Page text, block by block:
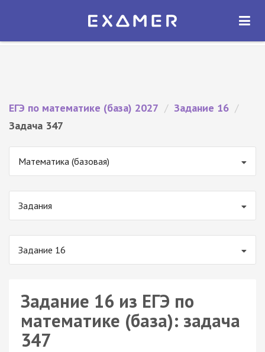
Экзамер — ЕГЭ 2027
ОТКРЫТЬ
ЕГЭ по математике (база) 2027 / Задание 16 /
Задача 347
Математика (базовая)
Задания
Задание 16
Задание 16 из ЕГЭ по
математике (база): задача
347